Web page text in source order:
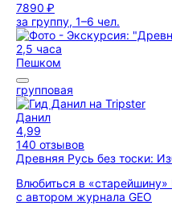
7890 ₽
за группу, 1–6 чел.
2,5 часа
Пешком
групповая
Данил
4,99
140 отзывов
Древняя Русь без тоски:
Влюбиться в
с автором журнала GEO